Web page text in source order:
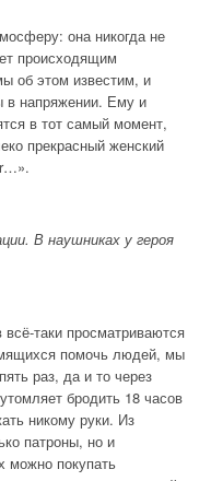
она никогда не
происходящим
об этом известим, и
в напряжении. Ему и
в тот самый момент,
прекрасный женский
В наушниках у героя
таки просматриваются
помочь людей, мы
раз, да и то через
бродить 18 часов
никому руки. Из
патроны, но и
можно покупать